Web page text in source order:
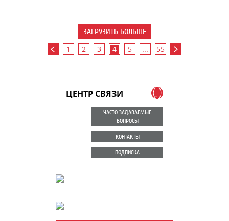
ЗАГРУЗИТЬ БОЛЬШЕ
1 2 3 4 5 ... 55
ЦЕНТР СВЯЗИ
ЧАСТО ЗАДАВАЕМЫЕ
ВОПРОСЫ
КОНТАКТЫ
ПОДПИСКА